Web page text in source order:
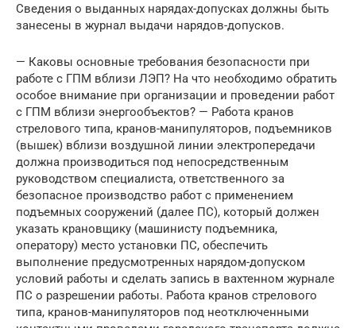
Сведения о выданных нарядах-допусках должны быть
занесены в журнал выдачи нарядов-допусков.
— Каковы основные требования безопасности при
работе с ГПМ вблизи ЛЭП? На что необходимо обратить
особое внимание при организации и проведении работ
с ГПМ вблизи энергообъектов? — Работа кранов
стрелового типа, кранов-манипуляторов, подъемников
(вышек) вблизи воздушной линии электропередачи
должна производиться под непосредственным
руководством специалиста, ответственного за
безопасное производство работ с применением
подъемных сооружений (далее ПС), который должен
указать крановщику (машинисту подъемника,
оператору) место установки ПС, обеспечить
выполнение предусмотренных нарядом-допуском
условий работы и сделать запись в вахтенном журнале
ПС о разрешении работы. Работа кранов стрелового
типа, кранов-манипуляторов под неотключенными